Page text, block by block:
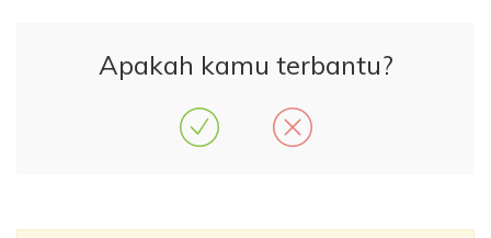
Apakah kamu terbantu?